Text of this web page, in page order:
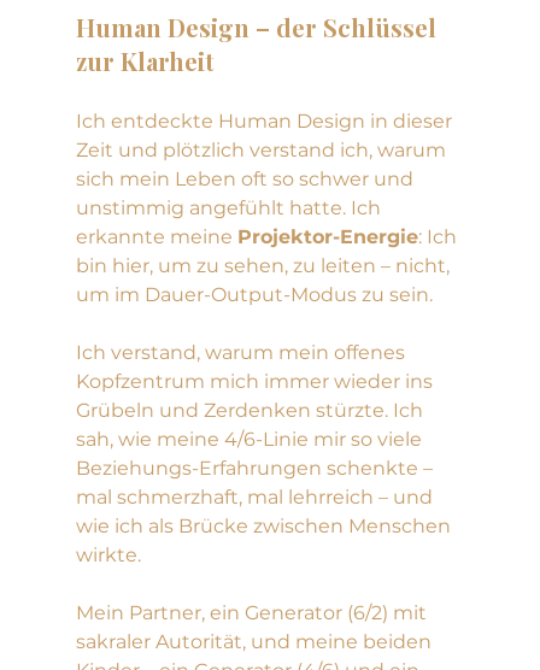
Human Design – der Schlüssel
zur Klarheit
Ich entdeckte Human Design in dieser
Zeit und plötzlich verstand ich, warum
sich mein Leben oft so schwer und
unstimmig angefühlt hatte. Ich
erkannte meine Projektor-Energie: Ich
bin hier, um zu sehen, zu leiten – nicht,
um im Dauer-Output-Modus zu sein.
Ich verstand, warum mein offenes
Kopfzentrum mich immer wieder ins
Grübeln und Zerdenken stürzte. Ich
sah, wie meine 4/6-Linie mir so viele
Beziehungs-Erfahrungen schenkte –
mal schmerzhaft, mal lehrreich – und
wie ich als Brücke zwischen Menschen
wirkte.
Mein Partner, ein Generator (6/2) mit
sakraler Autorität, und meine beiden